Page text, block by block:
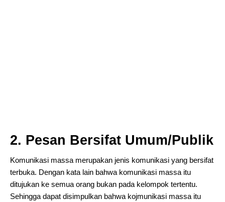
2. Pesan Bersifat Umum/Publik
Komunikasi massa merupakan jenis komunikasi yang bersifat
terbuka. Dengan kata lain bahwa komunikasi massa itu
ditujukan ke semua orang bukan pada kelompok tertentu.
Sehingga dapat disimpulkan bahwa kojmunikasi massa itu